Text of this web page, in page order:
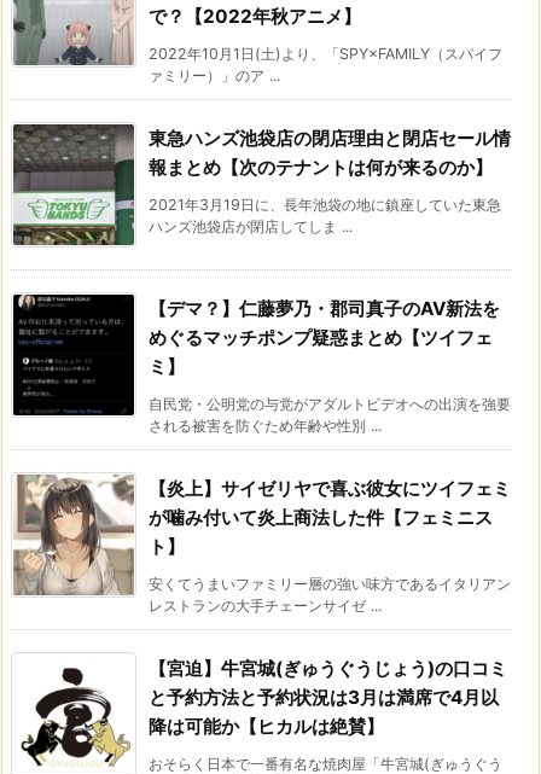
で？【2022年秋アニメ】
2022年10月1日(土)より、「SPY×FAMILY（スパイフ
ァミリー）」のア ...
東急ハンズ池袋店の閉店理由と閉店セール情
報まとめ【次のテナントは何が来るのか】
2021年3月19日に、長年池袋の地に鎮座していた東急
ハンズ池袋店が閉店してしま ...
【デマ？】仁藤夢乃・郡司真子のAV新法を
めぐるマッチポンプ疑惑まとめ【ツイフェ
ミ】
自民党・公明党の与党がアダルトビデオへの出演を強要
される被害を防ぐため年齢や性別 ...
【炎上】サイゼリヤで喜ぶ彼女にツイフェミ
が噛み付いて炎上商法した件【フェミニス
ト】
安くてうまいファミリー層の強い味方であるイタリアン
レストランの大手チェーンサイゼ ...
【宮迫】牛宮城(ぎゅうぐうじょう)の口コミ
と予約方法と予約状況は3月は満席で4月以
降は可能か【ヒカルは絶賛】
おそらく日本で一番有名な焼肉屋「牛宮城(ぎゅうぐう